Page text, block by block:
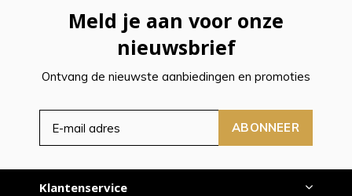
Meld je aan voor onze
nieuwsbrief
Ontvang de nieuwste aanbiedingen en promoties
ABONNEER
Klantenservice